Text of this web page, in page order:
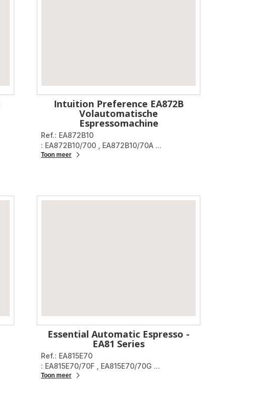
Intuition Preference EA872B
Volautomatische
Espressomachine
Ref.: EA872B10
: EA872B10/700
EA872B10/70A ...
Toon meer
Essential Automatic Espresso -
EA81 Series
Ref.: EA815E70
: EA815E70/70F
EA815E70/70G ...
Toon meer